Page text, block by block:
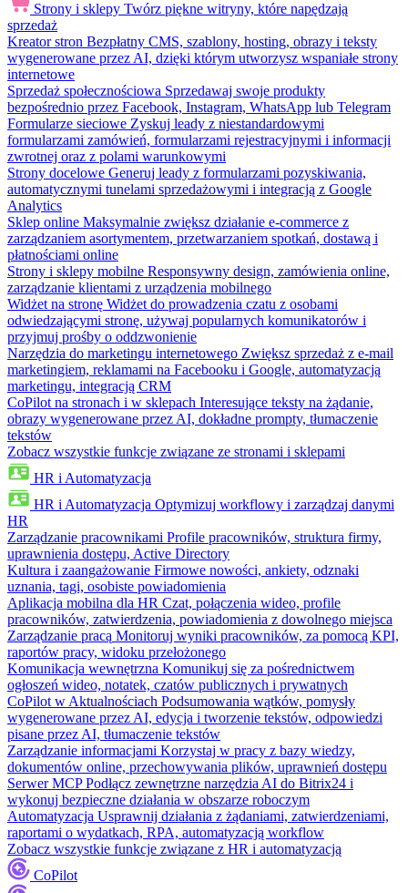
Strony i sklepy Twórz piękne witryny, które napędzają
sprzedaż
Kreator stron Bezpłatny CMS, szablony, hosting, obrazy i teksty
wygenerowane przez AI, dzięki którym utworzysz wspaniałe strony
internetowe
Sprzedaż społecznościowa Sprzedawaj swoje produkty
bezpośrednio przez Facebook, Instagram, WhatsApp lub Telegram
Formularze sieciowe Zyskuj leady z niestandardowymi
formularzami zamówień, formularzami rejestracyjnymi i informacji
zwrotnej oraz z polami warunkowymi
Strony docelowe Generuj leady z formularzami pozyskiwania,
automatycznymi tunelami sprzedażowymi i integracją z Google
Analytics
Sklep online Maksymalnie zwiększ działanie e-commerce z
zarządzaniem asortymentem, przetwarzaniem spotkań, dostawą i
płatnościami online
Strony i sklepy mobilne Responsywny design, zamówienia online,
zarządzanie klientami z urządzenia mobilnego
Widżet na stronę Widżet do prowadzenia czatu z osobami
odwiedzającymi stronę, używaj popularnych komunikatorów i
przyjmuj prośby o oddzwonienie
Narzędzia do marketingu internetowego Zwiększ sprzedaż z e-mail
marketingiem, reklamami na Facebooku i Google, automatyzacją
marketingu, integracją CRM
CoPilot na stronach i w sklepach Interesujące teksty na żądanie,
obrazy wygenerowane przez AI, dokładne prompty, tłumaczenie
tekstów
Zobacz wszystkie funkcje związane ze stronami i sklepami
HR i Automatyzacja
HR i Automatyzacja Optymizuj workflowy i zarządzaj danymi
HR
Zarządzanie pracownikami Profile pracowników, struktura firmy,
uprawnienia dostępu, Active Directory
Kultura i zaangażowanie Firmowe nowości, ankiety, odznaki
uznania, tagi, osobiste powiadomienia
Aplikacja mobilna dla HR Czat, połączenia wideo, profile
pracowników, zatwierdzenia, powiadomienia z dowolnego miejsca
Zarządzanie pracą Monitoruj wyniki pracowników, za pomocą KPI,
raportów pracy, widoku przełożonego
Komunikacja wewnętrzna Komunikuj się za pośrednictwem
ogłoszeń wideo, notatek, czatów publicznych i prywatnych
CoPilot w Aktualnościach Podsumowania wątków, pomysły
wygenerowane przez AI, edycja i tworzenie tekstów, odpowiedzi
pisane przez AI, tłumaczenie tekstów
Zarządzanie informacjami Korzystaj w pracy z bazy wiedzy,
dokumentów online, przechowywania plików, uprawnień dostępu
Serwer MCP Podłącz zewnętrzne narzędzia AI do Bitrix24 i
wykonuj bezpieczne działania w obszarze roboczym
Automatyzacja Usprawnij działania z żądaniami, zatwierdzeniami,
raportami o wydatkach, RPA, automatyzacją workflow
Zobacz wszystkie funkcje związane z HR i automatyzacją
CoPilot